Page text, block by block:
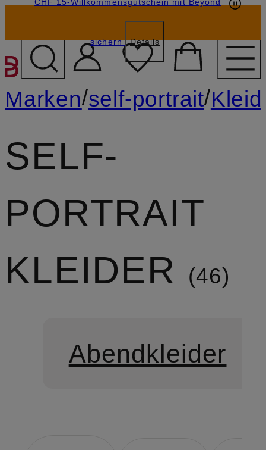
ZUM HAUPTINHALT
sichern Details
Marken/self-portrait/
SELF-
PORTRAIT
KLEIDER
46
Abendkleider